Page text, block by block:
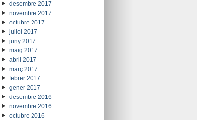
desembre 2017
novembre 2017
octubre 2017
juliol 2017
juny 2017
maig 2017
abril 2017
març 2017
febrer 2017
gener 2017
desembre 2016
novembre 2016
octubre 2016